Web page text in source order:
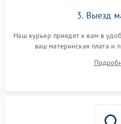
3. Выезд
Наш курьер приедет к вам в
ваш материнская плата и